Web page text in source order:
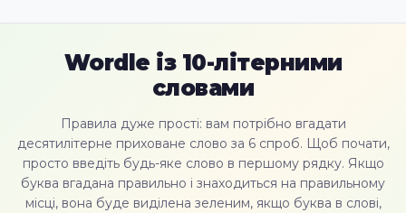
Wordle із 10-літерними
словами
Правила дуже прості: вам потрібно вгадати
десятилітерне приховане слово за 6 спроб. Щоб почати,
просто введіть будь-яке слово в першому рядку. Якщо
буква вгадана правильно і знаходиться на правильному
місці, вона буде виділена зеленим, якщо буква в слові,